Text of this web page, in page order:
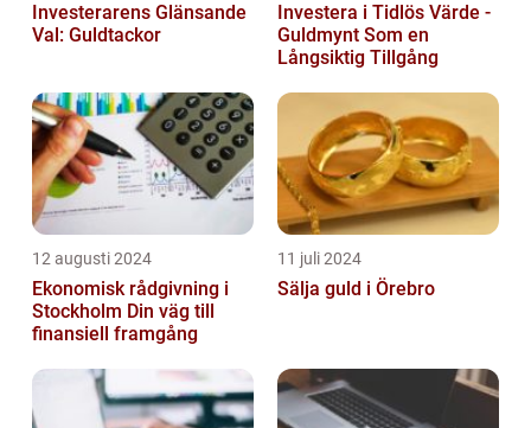
Investerarens Glänsande
Val: Guldtackor
Investera i Tidlös Värde -
Guldmynt Som en
Långsiktig Tillgång
12 augusti 2024
Ekonomisk rådgivning i
Stockholm Din väg till
finansiell framgång
11 juli 2024
Sälja guld i Örebro